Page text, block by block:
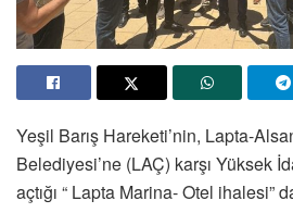
Yeşil Barış Hareketi’nin, Lapta-
Belediyesi’ne (LAÇ) karşı Yüksek
açtığı “ Lapta Marina- Otel ihalesi”